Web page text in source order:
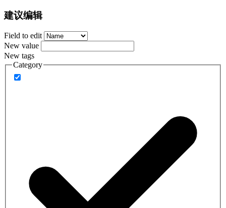
建议编辑
Field to edit
New value
New tags
Category